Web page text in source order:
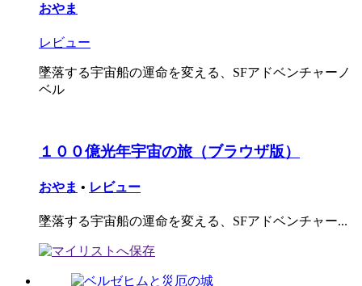
おやま
レビュー
墜落する宇宙船の運命を変える、SFアドベンチャーノ
ベル
１００億光年宇宙の旅（ブラウザ版）
おやま • レビュー
墜落する宇宙船の運命を変える、SFアドベンチャー...